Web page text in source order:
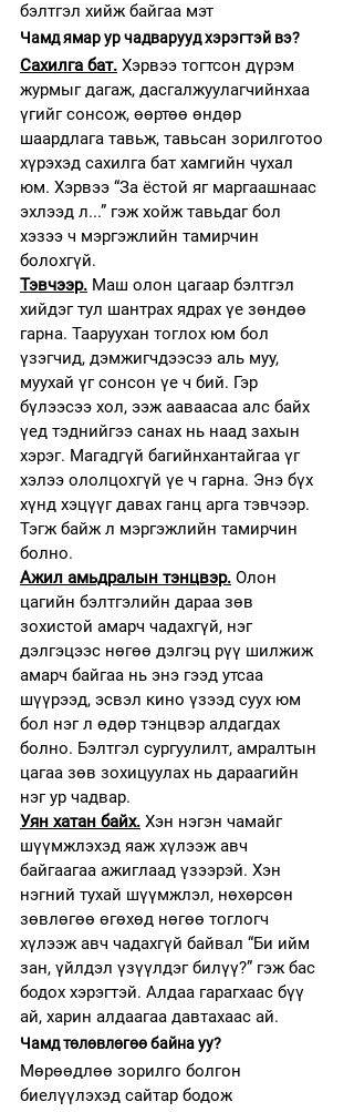
бэлтгэл хийж байгаа мэт
Чамд ямар ур чадварууд хэрэгтэй вэ?
Сахилга бат. Хэрвээ тогтсон дүрэм
журмыг дагаж, дасгалжуулагчийнхаа
үгийг сонсож, өөртөө өндөр
шаардлага тавьж, тавьсан зорилготоо
хүрэхэд сахилга бат хамгийн чухал
юм. Хэрвээ “За ёстой яг маргаашнаас
эхлээд л...” гэж хойж тавьдаг бол
хэзээ ч мэргэжлийн тамирчин
болохгүй.
Тэвчээр. Маш олон цагаар бэлтгэл
хийдэг тул шантрах ядрах үе зөндөө
гарна. Тааруухан тоглох юм бол
үзэгчид, дэмжигчдээсээ аль муу,
муухай үг сонсон үе ч бий. Гэр
бүлээсээ хол, ээж ааваасаа алс байх
үед тэднийгээ санах нь наад захын
хэрэг. Магадгүй багийнхантайгаа үг
хэлээ ололцохгүй үе ч гарна. Энэ бүх
хүнд хэцүүг давах ганц арга тэвчээр.
Тэгж байж л мэргэжлийн тамирчин
болно.
Ажил амьдралын тэнцвэр. Олон
цагийн бэлтгэлийн дараа зөв
зохистой амарч чадахгүй, нэг
дэлгэцээс нөгөө дэлгэц рүү шилжиж
амарч байгаа нь энэ гээд утсаа
шүүрээд, эсвэл кино үзээд суух юм
бол нэг л өдөр тэнцвэр алдагдах
болно. Бэлтгэл сургуулилт, амралтын
цагаа зөв зохицуулах нь дараагийн
нэг ур чадвар.
Уян хатан байх. Хэн нэгэн чамайг
шүүмжлэхэд яаж хүлээж авч
байгаагаа ажиглаад үзээрэй. Хэн
нэгний тухай шүүмжлэл, нөхөрсөн
зөвлөгөө өгөхөд нөгөө тоглогч
хүлээж авч чадахгүй байвал “Би ийм
зан, үйлдэл үзүүлдэг билүү?” гэж бас
бодох хэрэгтэй. Алдаа гарагхаас бүү
ай, харин алдаагаа давтахаас ай.
Чамд төлөвлөгөө байна уу?
Мөрөөдлөө зорилго болгон
биелүүлэхэд сайтар бодож